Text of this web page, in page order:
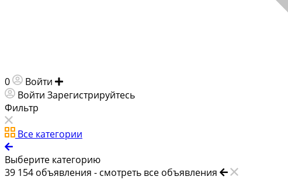
0 Войти
Войти Зарегистрируйтесь
Фильтр
Все категории
Выберите категорию
39 154 объявления - смотреть все объявления